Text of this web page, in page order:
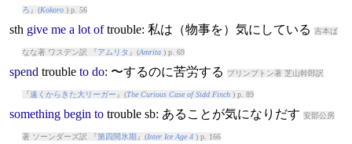
ろ 』(Kokoro) p. 56
sth give me a lot of trouble: 私は（物事を）気にしている 吉本ば
なな著 ワスデン訳 『アムリタ 』(Amrita) p. 69
spend trouble to do: 〜するのに苦労する プリンプトン著 芝山幹郎訳
『遠くからきた大リーガー 』(The Curious Case of Sidd Finch) p. 89
something begin to troublesb: あることが気になりだす 安部公房
著 ソーンダーズ訳 『第四間氷期 』(Inter Ice Age 4) p. 166